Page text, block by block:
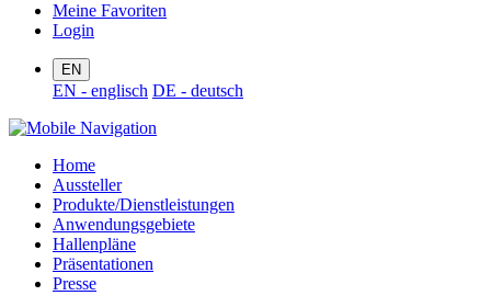
Meine Favoriten
Login
EN
EN - englisch DE - deutsch
Home
Aussteller
Produkte/Dienstleistungen
Anwendungsgebiete
Hallenpläne
Präsentationen
Presse